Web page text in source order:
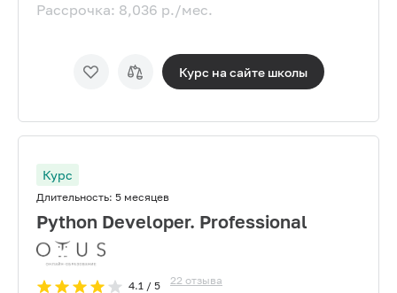
Рассрочка: 8,036 р./мес.
Курс на сайте школы
Курс
Длительность: 5 месяцев
Python Developer. Professional
4.1/ 5 22 отзыва